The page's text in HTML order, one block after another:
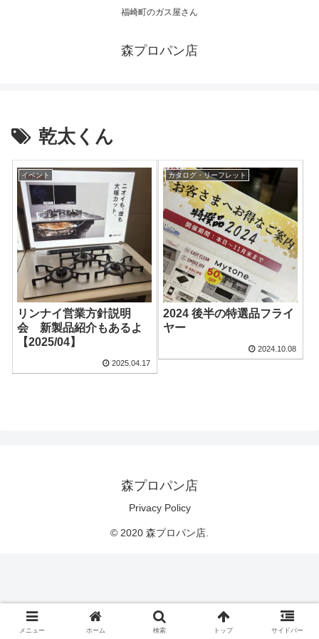
福崎町のガス屋さん
森プロパン店
乾太くん
イベント
リンナイ営業方針説明
会 新製品紹介もあるよ
【2025/04】
2025.04.17
カタログ・リーフレット
2024 後半の特選品フライ
ヤー
2024.10.08
森プロパン店
Privacy Policy
© 2020 森プロパン店.
メニュー ホーム 検索 トップ サイドバー